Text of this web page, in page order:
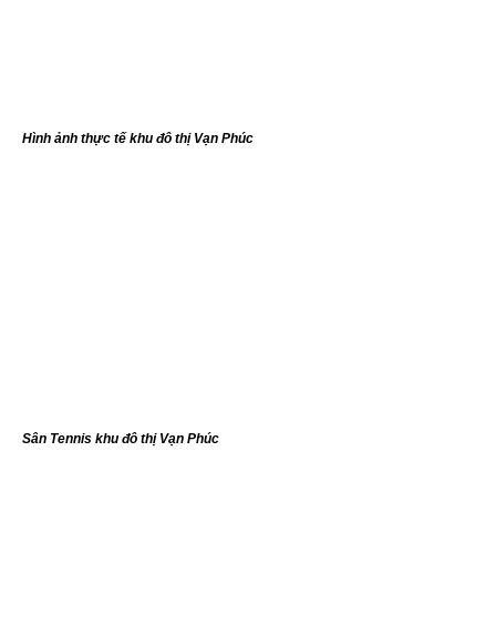
Hình ảnh thực tế khu đô thị Vạn Phúc
Sân Tennis khu đô thị Vạn Phúc